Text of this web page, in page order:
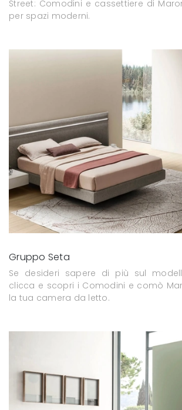
Street: Comodini e cassettiere di
per spazi moderni.
Gruppo Seta
Se desideri sapere di più sul
clicca e scopri i Comodini e comò
la tua camera da letto.